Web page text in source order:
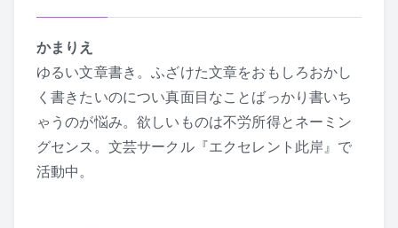
かまりえ
ゆるい文章書き。ふざけた文章をおもしろおかし
く書きたいのについ真面目なことばっかり書いち
ゃうのが悩み。欲しいものは不労所得とネーミン
グセンス。文芸サークル『エクセレント此岸』で
活動中。